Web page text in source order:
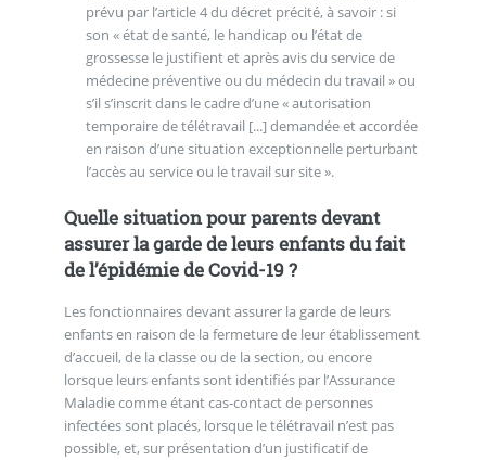
prévu par l’article 4 du décret précité, à savoir : si
son « état de santé, le handicap ou l’état de
grossesse le justifient et après avis du service de
médecine préventive ou du médecin du travail » ou
s’il s’inscrit dans le cadre d’une « autorisation
temporaire de télétravail [...] demandée et accordée
en raison d’une situation exceptionnelle perturbant
l’accès au service ou le travail sur site ».
Quelle situation pour parents devant
assurer la garde de leurs enfants du fait
de l’épidémie de Covid-19 ?
Les fonctionnaires devant assurer la garde de leurs
enfants en raison de la fermeture de leur établissement
d’accueil, de la classe ou de la section, ou encore
lorsque leurs enfants sont identifiés par l’Assurance
Maladie comme étant cas-contact de personnes
infectées sont placés, lorsque le télétravail n’est pas
possible, et, sur présentation d’un justificatif de